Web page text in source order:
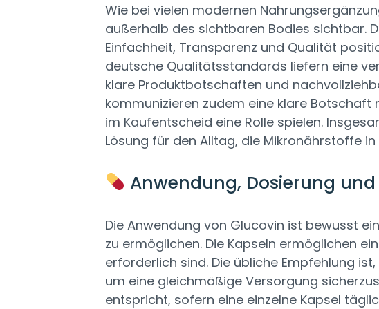
Wie bei vielen modernen
außerhalb des sichtbaren Bodies sichtbar.
Einfachheit, Transparenz und Qualität
deutsche Qualitätsstandards liefern eine
klare Produktbotschaften und
kommunizieren zudem eine klare
im Kaufentscheid eine Rolle spielen.
Lösung für den Alltag, die Mikronährstoffe
Anwendung, Dosierung
Die Anwendung von Glucovin ist bewusst
zu ermöglichen. Die Kapseln ermöglichen
erforderlich sind. Die übliche Empfehlung
um eine gleichmäßige Versorgung
entspricht, sofern eine einzelne Kapsel